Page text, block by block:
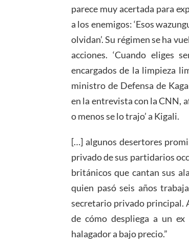
parece muy acertada para
a los enemigos: ‘Esos
olvidan’. Su régimen se ha
acciones. ‘Cuando eliges
encargados de la limpieza
ministro de Defensa de
en la entrevista con la CNN,
o menos se lo trajo’ a Kigali.
[…] algunos desertores
privado de sus partidarios
británicos que cantan sus
quien pasó seis años
secretario privado principal.
de cómo despliega a un
halagador a bajo precio.”